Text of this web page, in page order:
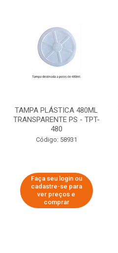
TAMPA PLÁSTICA 480ML
TRANSPARENTE PS - TPT-
480
Código: 58931
Faça seu login ou
cadastre-se para
ver preços e
comprar